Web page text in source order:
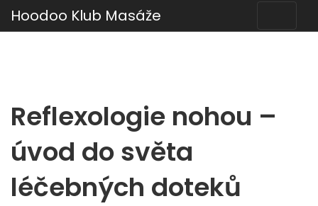
Hoodoo Klub Masáže
Reflexologie nohou –
úvod do světa
léčebných doteků